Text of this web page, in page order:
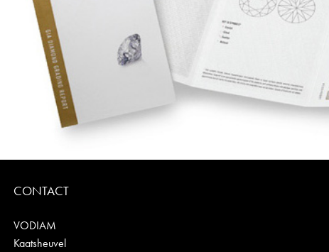
CONTACT
VODIAM
Kaatsheuvel